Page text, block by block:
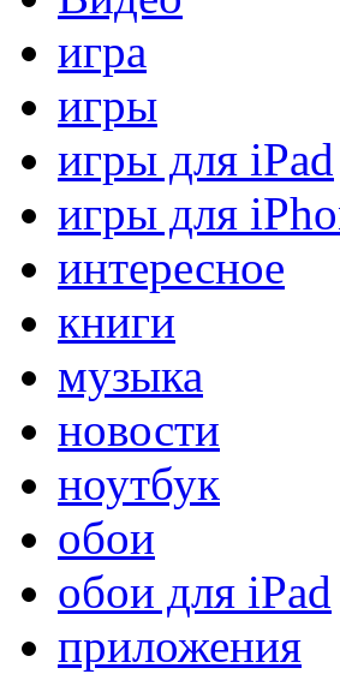
игра
игры
игры для iPad
игры для
интересное
книги
музыка
новости
ноутбук
обои
обои для iPad
приложения